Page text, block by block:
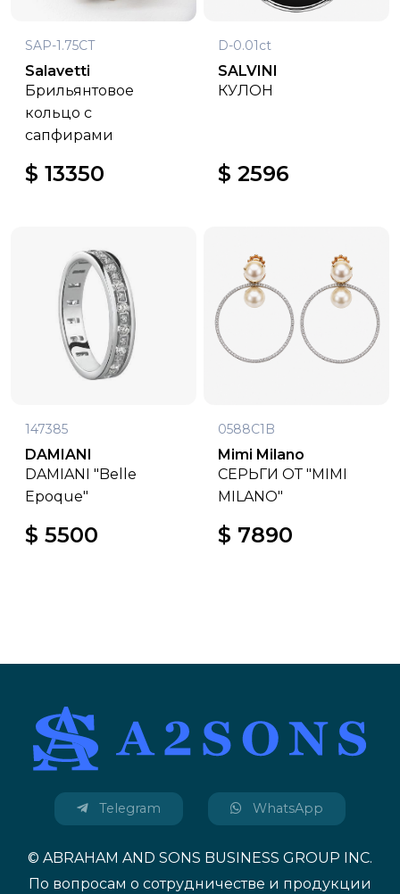
SAP-1.75CT
Salavetti
Брильянтовое
кольцо с
сапфирами
$ 13350
D-0.01ct
SALVINI
КУЛОН
$ 2596
147385
DAMIANI
DAMIANI "Belle
Epoque"
$ 5500
0588C1B
Mimi Milano
СЕРЬГИ ОТ "MIMI
MILANO"
$ 7890
Telegram WhatsApp
© ABRAHAM AND SONS BUSINESS GROUP INC.
По вопросам о сотрудничестве и продукции